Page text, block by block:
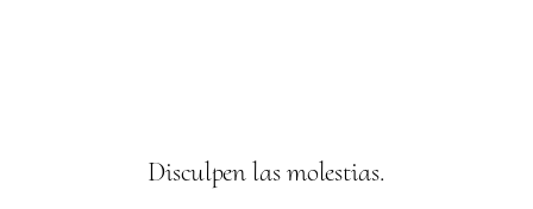
Disculpen las molestias.